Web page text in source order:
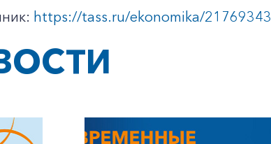
https://tass.ru/ekonomika/21769343